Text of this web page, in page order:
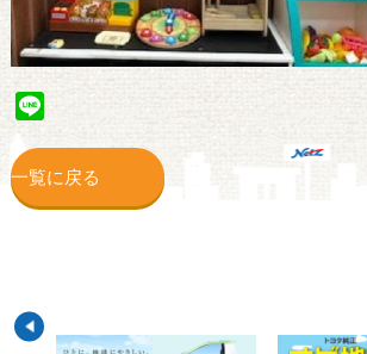
Line
一覧に戻る